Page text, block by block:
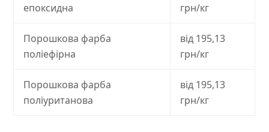
епоксидна
грн/кг
Порошкова фарба
поліефірна
від 195,13
грн/кг
Порошкова фарба
поліуританова
від 195,13
грн/кг